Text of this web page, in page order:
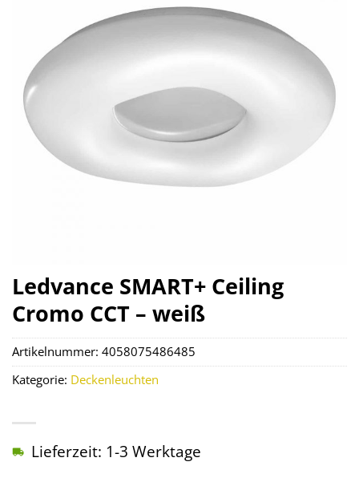
Ledvance SMART+ Ceiling
Cromo CCT – weiß
Lieferzeit: 1-3 Werktage
Artikelnummer: 4058075486485
Kategorie: Deckenleuchten